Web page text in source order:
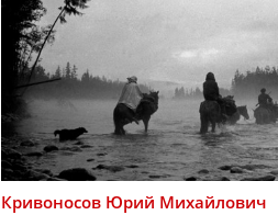
Кривоносов Юрий Михайлович